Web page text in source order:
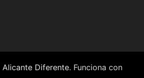
Alicante Diferente. Funciona con